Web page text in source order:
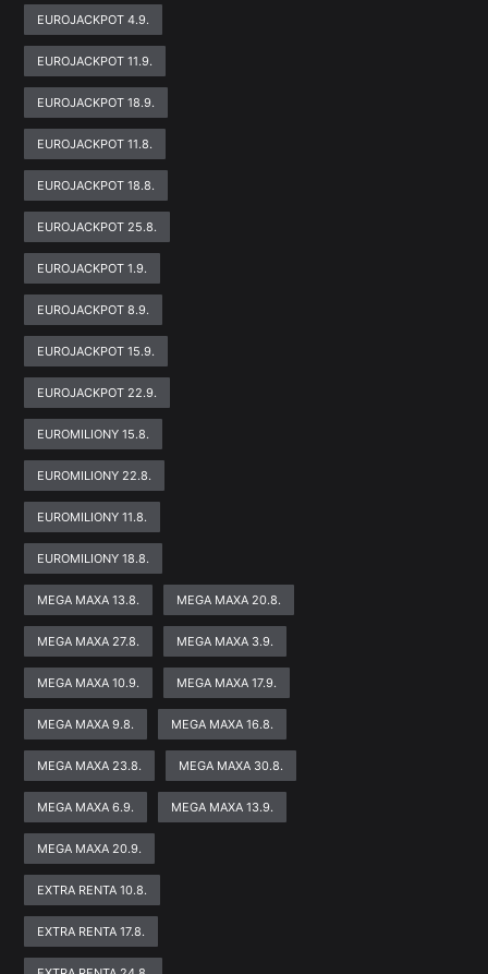
EUROJACKPOT 4.9.
EUROJACKPOT 11.9.
EUROJACKPOT 18.9.
EUROJACKPOT 11.8.
EUROJACKPOT 18.8.
EUROJACKPOT 25.8.
EUROJACKPOT 1.9.
EUROJACKPOT 8.9.
EUROJACKPOT 15.9.
EUROJACKPOT 22.9.
EUROMILIONY 15.8.
EUROMILIONY 22.8.
EUROMILIONY 11.8.
EUROMILIONY 18.8.
MEGA MAXA 13.8. MEGA MAXA 20.8.
MEGA MAXA 27.8. MEGA MAXA 3.9.
MEGA MAXA 10.9. MEGA MAXA 17.9.
MEGA MAXA 9.8. MEGA MAXA 16.8.
MEGA MAXA 23.8. MEGA MAXA 30.8.
MEGA MAXA 6.9. MEGA MAXA 13.9.
MEGA MAXA 20.9.
EXTRA RENTA 10.8.
EXTRA RENTA 17.8.